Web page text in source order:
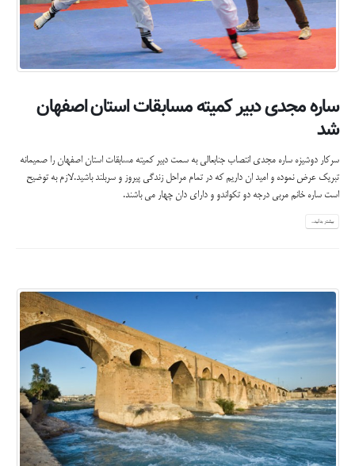
ساره مجدی دبیر کمیته مسابقات استان اصفهان
شد
سرکار دوشیزه ساره مجدی انتصاب جنابعالی به سمت دبیر کمیته مسابقات استان اصفهان را صمیمانه
تبریک عرض نموده و امید ان داریم که در تمام مراحل زندگی پیروز و سربلند باشید.لازم به توضیح
است ساره خانم مربی درجه دو تکواندو و دارای دان چهار می باشند.
بیشتر بدانید...